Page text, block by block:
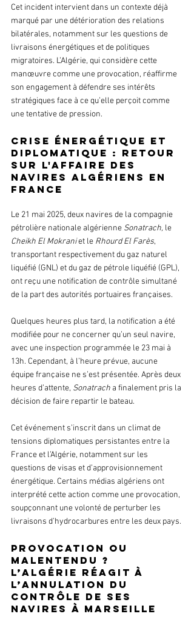
Cet incident intervient dans un contexte déjà
marqué par une détérioration des relations
bilatérales, notamment sur les questions de
livraisons énergétiques et de politiques
migratoires. L’Algérie, qui considère cette
manœuvre comme une provocation, réaffirme
son engagement à défendre ses intérêts
stratégiques face à ce qu’elle perçoit comme
une tentative de pression.
Crise énergétique et
diplomatique : retour
sur l'affaire des
navires algériens en
France
Le 21 mai 2025, deux navires de la compagnie
pétrolière nationale algérienne Sonatrach, le
Cheikh El Mokrani et le Rhourd El Farès,
transportant respectivement du gaz naturel
liquéfié (GNL) et du gaz de pétrole liquéfié (GPL),
ont reçu une notification de contrôle simultané
de la part des autorités portuaires françaises.
Quelques heures plus tard, la notification a été
modifiée pour ne concerner qu’un seul navire,
avec une inspection programmée le 23 mai à
13h. Cependant, à l’heure prévue, aucune
équipe française ne s’est présentée. Après deux
heures d’attente, Sonatrach a finalement pris la
décision de faire repartir le bateau.
Cet événement s’inscrit dans un climat de
tensions diplomatiques persistantes entre la
France et l’Algérie, notamment sur les
questions de visas et d’approvisionnement
énergétique. Certains médias algériens ont
interprété cette action comme une provocation,
soupçonnant une volonté de perturber les
livraisons d’hydrocarbures entre les deux pays.
Provocation ou
malentendu ?
L’Algérie réagit à
l’annulation du
contrôle de ses
navires à Marseille